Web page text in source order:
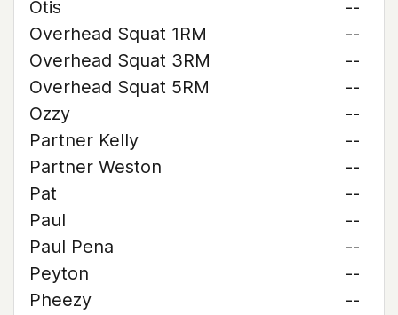
Otis
--
Overhead Squat 1RM
--
Overhead Squat 3RM
--
Overhead Squat 5RM
--
Ozzy
--
Partner Kelly
--
Partner Weston
--
Pat
--
Paul
--
Paul Pena
--
Peyton
--
Pheezy
--